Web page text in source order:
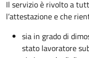
Il servizio è rivolto a
l’attestazione e che
sia in grado di
stato lavoratore